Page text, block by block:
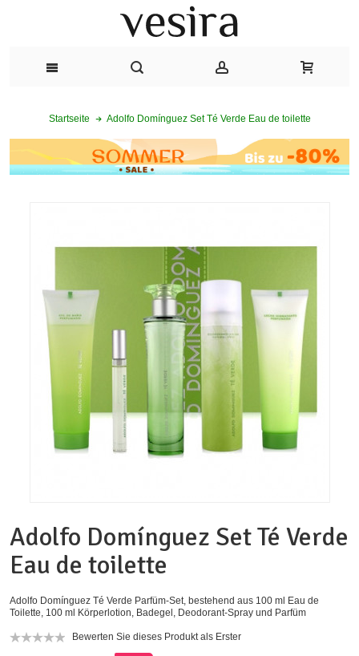
Startseite Adolfo Domínguez Set Té Verde Eau de toilette
Adolfo Domínguez Set Té Verde
Eau de toilette
Adolfo Domínguez Té Verde Parfüm-Set, bestehend aus 100 ml Eau de
Toilette, 100 ml Körperlotion, Badegel, Deodorant-Spray und Parfüm
Bewerten Sie dieses Produkt als Erster